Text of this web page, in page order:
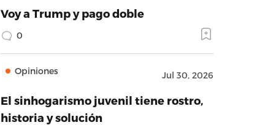
Voy a Trump y pago doble
0
Opiniones Jul 30, 2026
El sinhogarismo juvenil tiene rostro,
historia y solución